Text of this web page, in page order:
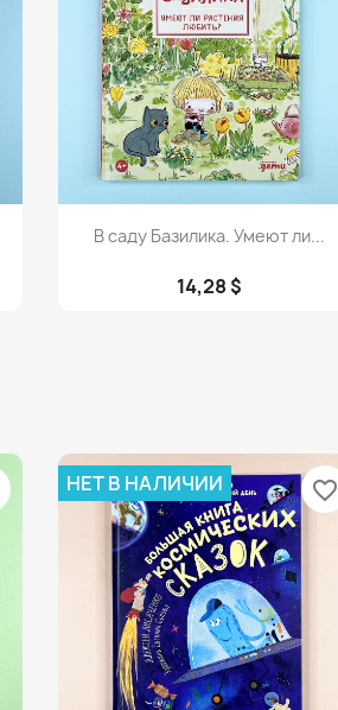
Просмотр
В саду Базилика. Умеют ли...
14,28 $
НЕТ В НАЛИЧИИ favorite_border